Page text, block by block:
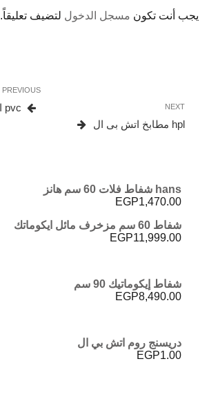
يجب أنت تكون مسجل الدخول لتضيف تعليقاً.
المقالات
Previous
Post
PREVIOUS
pvc الوان مطبخ
Next
Post
NEXT
hpl مطابخ اتش بى ال
hans شفاط فلات 60 سم هانز
EGP1,470.00
شفاط 60 سم مزخرف مائل ايكوماتك
EGP11,999.00
شفاط إيكوماتيك 90 سم
EGP8,490.00
دريسنج روم اتش بي ال
EGP1.00